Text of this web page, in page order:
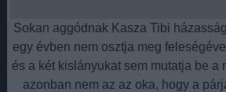
Sokan aggódnak Kasza Tibi
egy évben nem osztja meg
és a két kislányukat sem mutatja be a
azonban nem az az oka, hogy a